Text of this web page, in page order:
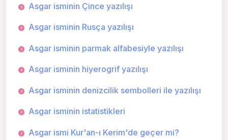
Asgar isminin Çince yazılışı
Asgar isminin Rusça yazılışı
Asgar isminin parmak alfabesiyle yazılışı
Asgar isminin hiyerogrif yazılışı
Asgar isminin denizcilik sembolleri ile yazılışı
Asgar isminin istatistikleri
Asgar ismi Kur'an-ı Kerim'de geçer mi?